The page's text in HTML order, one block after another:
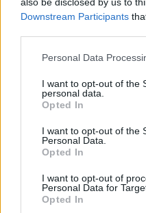
Downstream Participants
Personal Data
I want to opt-out of the
personal data.
Opted In
I want to opt-out of the
Personal Data.
Opted In
I want to opt-out of
Personal Data for
Opted In